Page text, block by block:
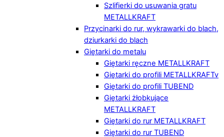
Szlifierki do usuwania gratu
METALLKRAFT
Przycinarki do rur, wykrawarki do blach,
dziurkarki do blach
Giętarki do metalu
Giętarki ręczne METALLKRAFT
Giętarki do profili METALLKRAFTv
Giętarki do profili TUBEND
Giętarki żłobkujące
METALLKRAFT
Giętarki do rur METALLKRAFT
Giętarki do rur TUBEND